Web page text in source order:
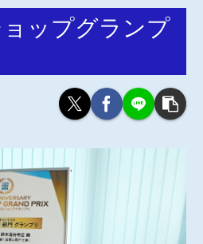
ップグランプ